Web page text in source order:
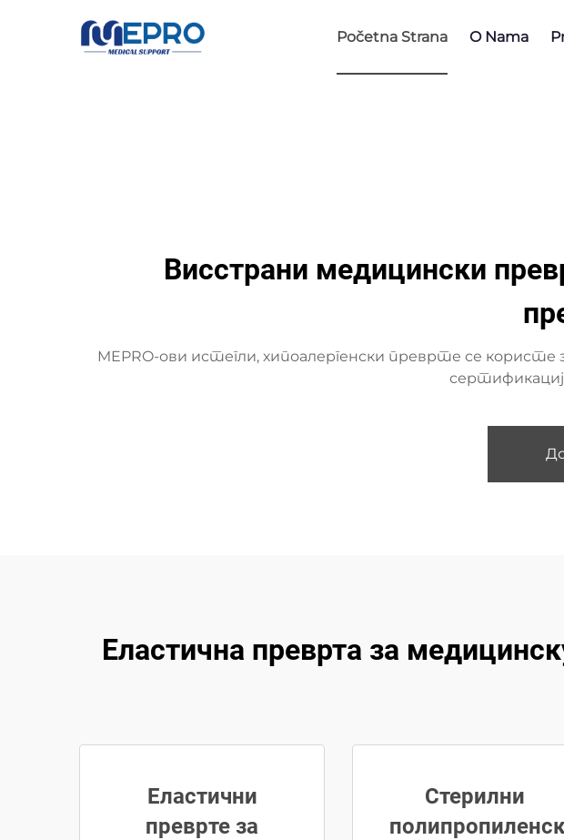
Početna Strana O Nama
Висстрани медицински
MEPRO-ови истегли, хипоалергенски преврте се
Еластична преврта за
Еластични
преврте за
Стерилни